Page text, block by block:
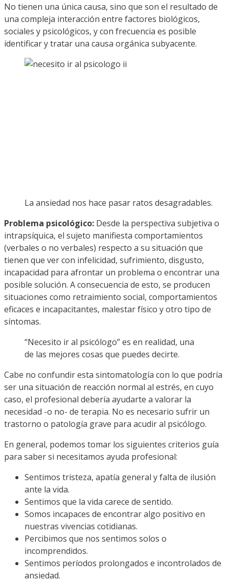
No tienen una única causa, sino que son el resultado de
una compleja interacción entre factores biológicos,
sociales y psicológicos, y con frecuencia es posible
identificar y tratar una causa orgánica subyacente.
La ansiedad nos hace pasar ratos desagradables.
Problema psicológico: Desde la perspectiva subjetiva o
intrapsíquica, el sujeto manifiesta comportamientos
(verbales o no verbales) respecto a su situación que
tienen que ver con infelicidad, sufrimiento, disgusto,
incapacidad para afrontar un problema o encontrar una
posible solución. A consecuencia de esto, se producen
situaciones como retraimiento social, comportamientos
eficaces e incapacitantes, malestar físico y otro tipo de
síntomas.
“Necesito ir al psicólogo” es en realidad, una
de las mejores cosas que puedes decirte.
Cabe no confundir esta sintomatología con lo que podría
ser una situación de reacción normal al estrés, en cuyo
caso, el profesional debería ayudarte a valorar la
necesidad -o no- de terapia. No es necesario sufrir un
trastorno o patología grave para acudir al psicólogo.
En general, podemos tomar los siguientes criterios guía
para saber si necesitamos ayuda profesional:
Sentimos tristeza, apatía general y falta de ilusión
ante la vida.
Sentimos que la vida carece de sentido.
Somos incapaces de encontrar algo positivo en
nuestras vivencias cotidianas.
Percibimos que nos sentimos solos o
incomprendidos.
Sentimos períodos prolongados e incontrolados de
ansiedad.